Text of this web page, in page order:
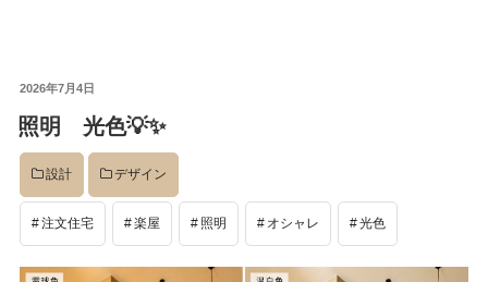
投
日:
2026年7月4日
照明 光色💡✨
設計 デザイン
注文住宅 楽屋 照明 オシャレ 光色